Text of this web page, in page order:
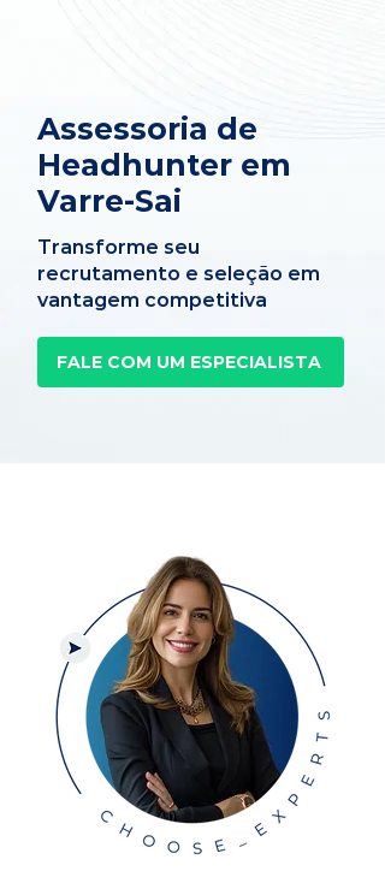
Assessoria de
Headhunter em
Varre-Sai
Transforme seu
recrutamento e seleção em
vantagem competitiva
FALE COM UM ESPECIALISTA